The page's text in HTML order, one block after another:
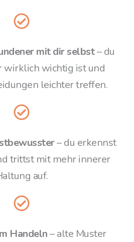
mit dir selbst– du
wirklich wichtig ist und
leichter treffen.
– du erkennst
trittst mit mehr innerer
auf.
Handeln– alte Muster